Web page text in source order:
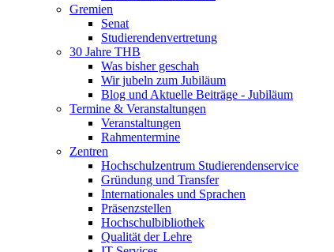
Gremien
Senat
Studierendenvertretung
30 Jahre THB
Was bisher geschah
Wir jubeln zum Jubiläum
Blog und Aktuelle Beiträge - Jubiläum
Termine & Veranstaltungen
Veranstaltungen
Rahmentermine
Zentren
Hochschulzentrum Studierendenservice
Gründung und Transfer
Internationales und Sprachen
Präsenzstellen
Hochschulbibliothek
Qualität der Lehre